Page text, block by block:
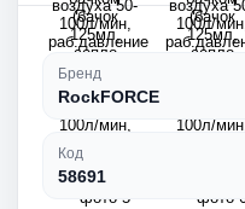
Бренд
RockFORCE
Код
58691